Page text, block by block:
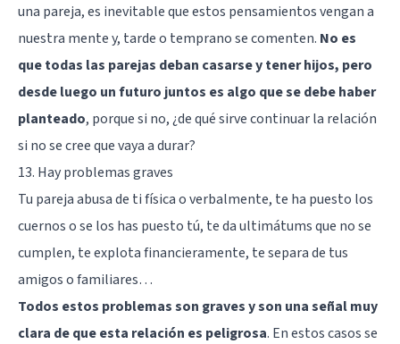
una pareja, es inevitable que estos pensamientos vengan a
nuestra mente y, tarde o temprano se comenten. No es
que todas las parejas deban casarse y tener hijos, pero
desde luego un futuro juntos es algo que se debe haber
planteado, porque si no, ¿de qué sirve continuar la relación
si no se cree que vaya a durar?
13. Hay problemas graves
Tu pareja abusa de ti física o verbalmente, te ha puesto los
cuernos o se los has puesto tú, te da ultimátums que no se
cumplen, te explota financieramente, te separa de tus
amigos o familiares…
Todos estos problemas son graves y son una señal muy
clara de que esta relación es peligrosa. En estos casos se